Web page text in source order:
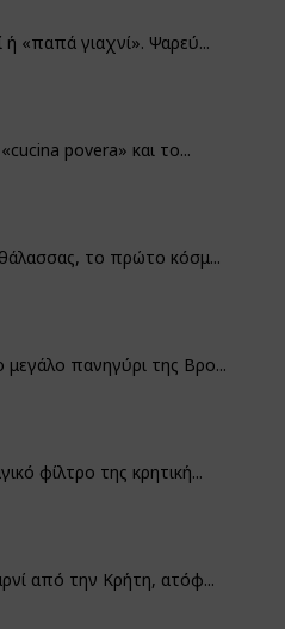
ή «παπά γιαχνί». Ψαρεύ...
povera» και το...
το πρώτο κόσμ...
πανηγύρι της Βρο...
φίλτρο της κρητική...
από την Κρήτη, ατόφ...